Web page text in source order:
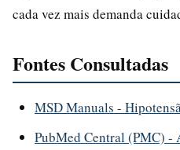
cada vez mais demanda
Fontes Consultadas
MSD Manuals -
PubMed Central (PMC)